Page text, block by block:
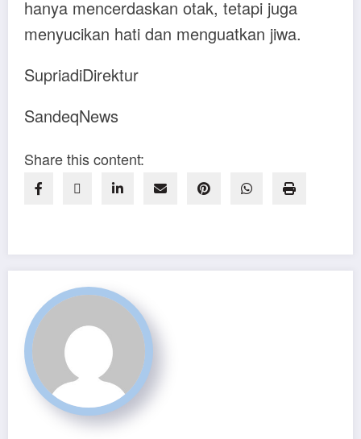
hanya mencerdaskan otak, tetapi juga
menyucikan hati dan menguatkan jiwa.
SupriadiDirektur
SandeqNews
Share this content: